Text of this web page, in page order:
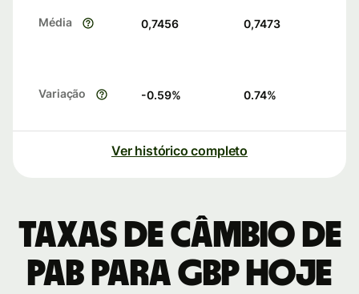
Média 0,7456 0,7473
Variação -0.59% 0.74%
Ver histórico completo
Taxas de câmbio de
PAB para GBP hoje